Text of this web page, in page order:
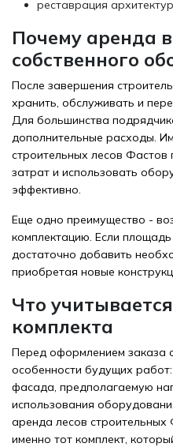
реставрация
Почему аренда
собственного
После завершения
хранить, обслуживать и
Для большинства
дополнительные расходы.
строительных лесов Фастов
затрат и использовать
эффективно.
Еще одно преимущество -
комплектацию. Если
достаточно добавить
приобретая новые
Что
комплекта
Перед оформлением заказа
особенности будущих
фасада, предполагаемую
использования
аренда лесов строительных
именно тот комплект,